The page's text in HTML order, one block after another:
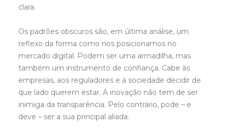
clara.
Os padrões obscuros são, em última análise, um
reflexo da forma como nos posicionamos no
mercado digital. Podem ser uma armadilha, mas
também um instrumento de confiança. Cabe às
empresas, aos reguladores e à sociedade decidir de
que lado querem estar. A inovação não tem de ser
inimiga da transparência. Pelo contrário, pode – e
deve – ser a sua principal aliada.